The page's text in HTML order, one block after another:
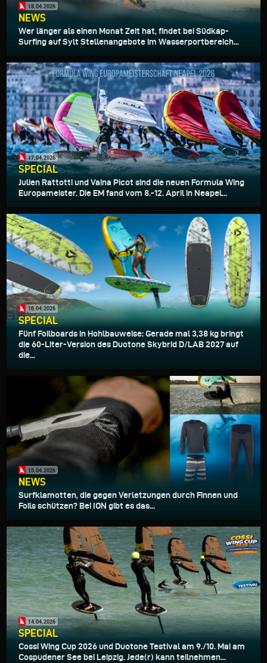
18.04.2026
NEWS
Wer länger als einen Monat Zeit hat, findet bei Südkap-
Surfing auf Sylt Stellenangebote im Wasserportbereich...
17.04.2026
SPECIAL
Julien Rattotti und Vaina Picot sind die neuen Formula Wing
Europameister. Die EM fand vom 8.-12. April in Neapel...
16.04.2026
SPECIAL
Fünf Foilboards in Hohlbauweise: Gerade mal 3,38 kg bringt
die 60-Liter-Version des Duotone Skybrid D/LAB 2027 auf
die...
15.04.2026
NEWS
Surfklamotten, die gegen Verletzungen durch Finnen und
Foils schützen? Bei ION gibt es das...
14.04.2026
SPECIAL
Cossi Wing Cup 2026 und Duotone Testival am 9./10. Mai am
Cospudener See bei Leipzig. Jede(r) kann teilnehmen...